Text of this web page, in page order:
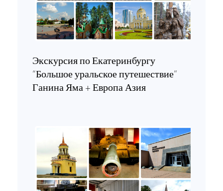
Экскурсия по Екатеринбургу
“Большое уральское путешествие”
Ганина Яма + Европа Азия